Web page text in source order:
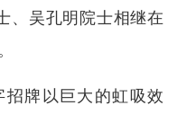
、吴孔明院士相继在
招牌以巨大的虹吸效